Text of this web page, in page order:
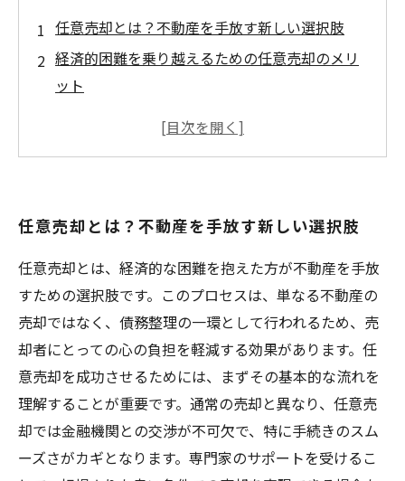
任意売却とは？不動産を手放す新しい選択肢
経済的困難を乗り越えるための任意売却のメリ
ット
任意売却の流れ：すべてを明らかにする
対話と理解：任意売却での心の負担を軽減する
ステップ
任意売却とは？不動産を手放す新しい選択肢
任意売却とは、経済的な困難を抱えた方が不動産を手放
すための選択肢です。このプロセスは、単なる不動産の
売却ではなく、債務整理の一環として行われるため、売
却者にとっての心の負担を軽減する効果があります。任
意売却を成功させるためには、まずその基本的な流れを
理解することが重要です。通常の売却と異なり、任意売
却では金融機関との交渉が不可欠で、特に手続きのスム
ーズさがカギとなります。専門家のサポートを受けるこ